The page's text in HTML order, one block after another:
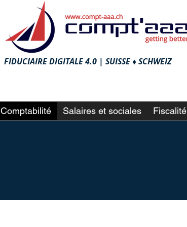
FIDUCIAIRE DIGITALE 4.0 | SUISSE ♦ SCHWEIZ
Comptabilité Salaires et sociales Fiscalité